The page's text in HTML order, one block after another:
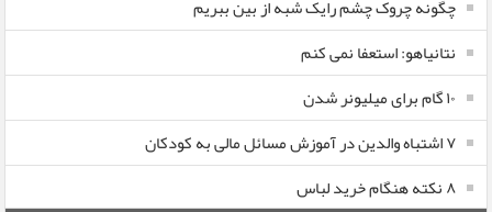
چگونه چروک چشم رایک شبه از بین ببریم
نتانیاهو: استعفا نمی کنم
۱۰ گام برای میلیونر شدن
۷ اشتباه والدین در آموزش مسائل مالی به کودکان
۸ نکته هنگام خرید لباس